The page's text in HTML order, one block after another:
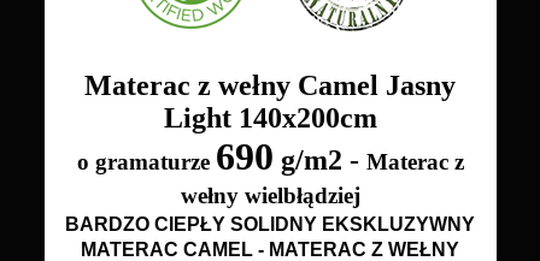
Materac z wełny Camel Jasny
Light 140x200cm
o gramaturze 690 g/m2 - Materac z
wełny wielbłądziej
BARDZO CIEPŁY SOLIDNY EKSKLUZYWNY
MATERAC CAMEL - MATERAC Z WEŁNY